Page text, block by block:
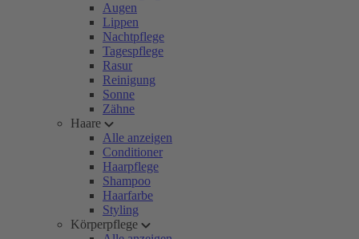
Augen
Lippen
Nachtpflege
Tagespflege
Rasur
Reinigung
Sonne
Zähne
Haare
Alle anzeigen
Conditioner
Haarpflege
Shampoo
Haarfarbe
Styling
Körperpflege